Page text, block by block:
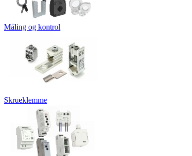
Måling og kontrol
Skrueklemme